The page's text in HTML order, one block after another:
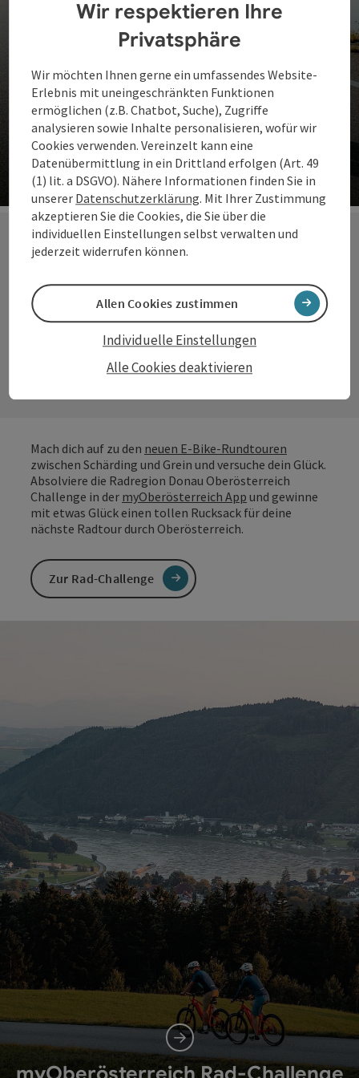
Genussradeln Challenge 2023
Jetzt teilnehmen
ABGESCHLOSSEN:
myOberösterreich
Rad-Challenge 2023
Mach dich auf zu den neuen E-Bike-Rundtouren
zwischen Schärding und Grein und versuche dein Glück.
Absolviere die Radregion Donau Oberösterreich
Challenge in der myOberösterreich App und gewinne
mit etwas Glück einen tollen Rucksack für deine
nächste Radtour durch Oberösterreich.
Zur Rad-Challenge
Wir respektieren Ihre
Privatsphäre
Wir möchten Ihnen gerne ein umfassendes Website-
Erlebnis mit uneingeschränkten Funktionen
ermöglichen (z.B. Chatbot, Suche), Zugriffe
analysieren sowie Inhalte personalisieren, wofür wir
Cookies verwenden. Vereinzelt kann eine
Datenübermittlung in ein Drittland erfolgen (Art. 49
(1) lit. a DSGVO). Nähere Informationen finden Sie in
unserer Datenschutzerklärung. Mit Ihrer Zustimmung
akzeptieren Sie die Cookies, die Sie über die
individuellen Einstellungen selbst verwalten und
jederzeit widerrufen können.
Alle Cookies deaktivieren
Individuelle Einstellungen
Allen Cookies zustimmen